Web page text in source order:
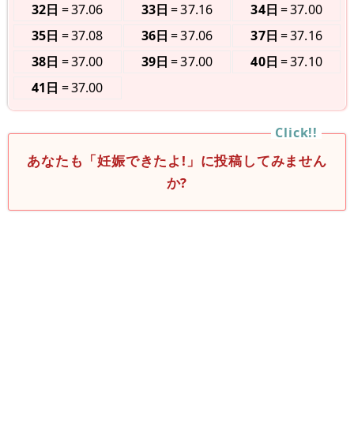
32日
37.06 33日 37.16 34日
37.00
35日
37.08 36日 37.06 37日
37.16
38日
37.00 39日 37.00 40日
37.10
41日
37.00
あなたも「妊娠できたよ!」に投稿してみません
か?